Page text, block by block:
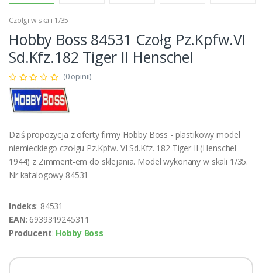
Czołgi w skali 1/35
Hobby Boss 84531 Czołg Pz.Kpfw.VI
Sd.Kfz.182 Tiger II Henschel
(0 opinii)
Dziś propozycja z oferty firmy Hobby Boss - plastikowy model
niemieckiego czołgu Pz.Kpfw. VI Sd.Kfz. 182 Tiger II (Henschel
1944) z Zimmerit-em do sklejania. Model wykonany w skali 1/35.
Nr katalogowy 84531
Indeks: 84531
EAN: 6939319245311
Producent: Hobby Boss